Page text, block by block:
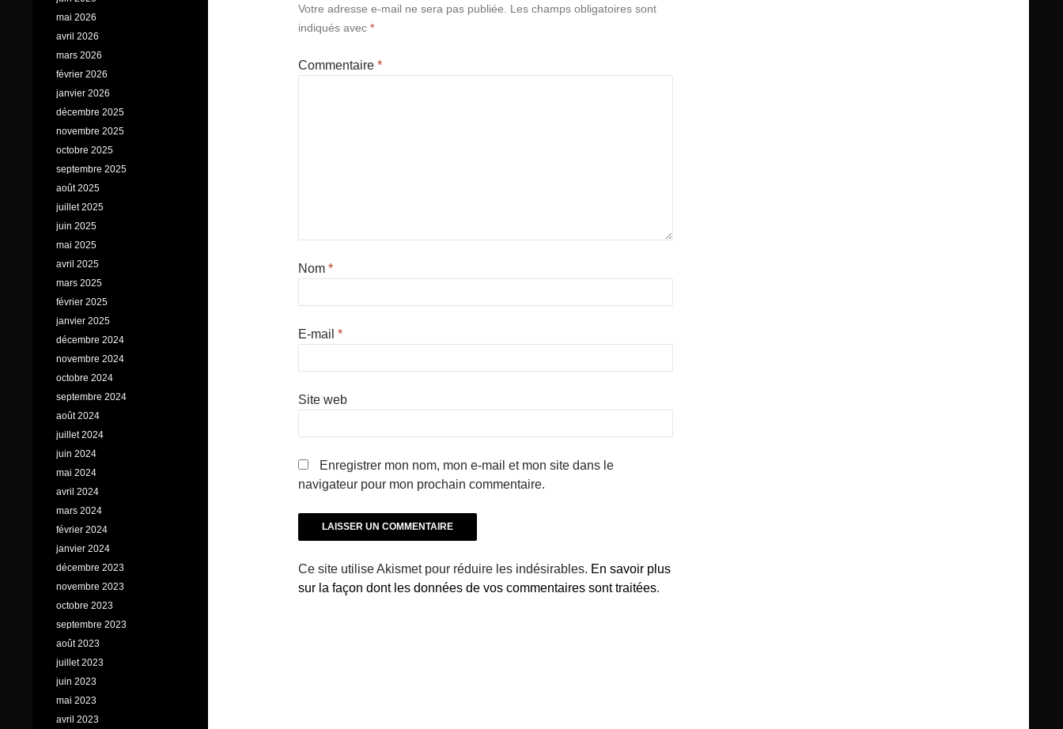
Votre adresse e-mail ne sera pas publiée.
Les champs obligatoires sont
indiqués avec *
Commentaire *
Nom *
E-mail *
Site web
Enregistrer mon nom, mon e-mail et mon site dans le
navigateur pour mon prochain commentaire.
Ce site utilise Akismet pour réduire les indésirables. En savoir plus
sur la façon dont les données de vos commentaires sont traitées.
mai 2026
avril 2026
mars 2026
février 2026
janvier 2026
décembre 2025
novembre 2025
octobre 2025
septembre 2025
août 2025
juillet 2025
juin 2025
mai 2025
avril 2025
mars 2025
février 2025
janvier 2025
décembre 2024
novembre 2024
octobre 2024
septembre 2024
août 2024
juillet 2024
juin 2024
mai 2024
avril 2024
mars 2024
février 2024
janvier 2024
décembre 2023
novembre 2023
octobre 2023
septembre 2023
août 2023
juillet 2023
juin 2023
mai 2023
avril 2023